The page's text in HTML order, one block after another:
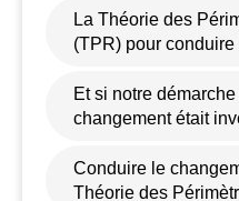
La Théorie des
(TPR) pour
Et si notre
changement était
Conduire le
Théorie des